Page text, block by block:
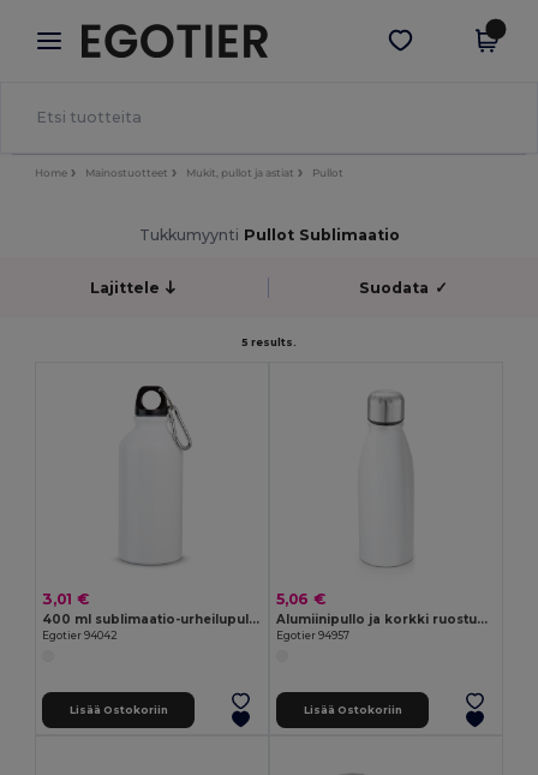
× Egotier-sovellus
Paremmat hinnat appissa!
Hae sovellus
Home Mainostuotteet Mukit, pullot ja astiat Pullot
Tukkumyynti Pullot Sublimaatio
Lajittele Suodata ✓
5 results.
3,01 €
400 ml sublimaatio-urheilupullo
Egotier 94042
Lisää Ostokoriin
5,06 €
Alumiinipullo ja korkki ruostumatonta terästä 500 ml
Egotier 94957
Lisää Ostokoriin